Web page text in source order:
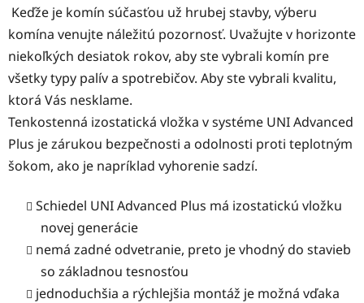
Keďže je komín súčasťou už hrubej stavby, výberu
komína venujte náležitú pozornosť. Uvažujte v horizonte
niekoľkých desiatok rokov, aby ste vybrali komín pre
všetky typy palív a spotrebičov. Aby ste vybrali kvalitu,
ktorá Vás nesklame.
Tenkostenná izostatická vložka v systéme UNI Advanced
Plus je zárukou bezpečnosti a odolnosti proti teplotným
šokom, ako je napríklad vyhorenie sadzí.
Schiedel UNI Advanced Plus má izostatickú vložku
novej generácie
nemá zadné odvetranie, preto je vhodný do stavieb
so základnou tesnosťou
jednoduchšia a rýchlejšia montáž je možná vďaka